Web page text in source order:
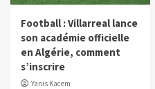
Football : Villarreal lance
son académie officielle
en Algérie, comment
s’inscrire
Yanis Kacem